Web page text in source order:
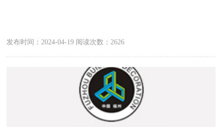
发布时间：2024-04-19 阅读次数：2626